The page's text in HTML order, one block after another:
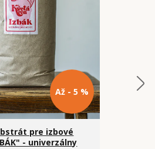
Až - 5 %
pre izbové
- univerzálny